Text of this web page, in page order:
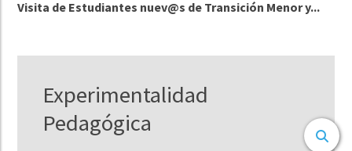
Visita de Estudiantes nuev@s de Transición Menor y...
Experimentalidad
Pedagógica